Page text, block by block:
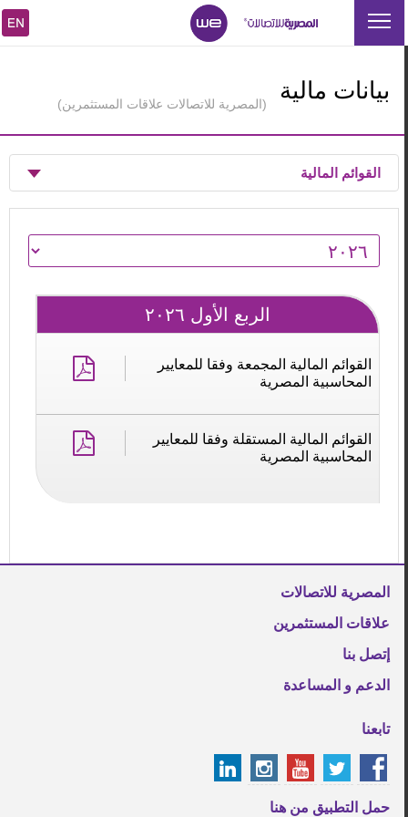
بيانات مالية المصرية للاتصالات علاقات المستثمرين)
القوائم المالية
الربع الأول ٢٠٢٦
القوائم المالية المجمعة وفقا للمعايير
المحاسبية المصرية
القوائم المالية المستقلة وفقا للمعايير
المحاسبية المصرية
المصرية للاتصالات
علاقات المستثمرين
إتصل بنا
الدعم و المساعدة
تابعنا
حمل التطبيق من هنا